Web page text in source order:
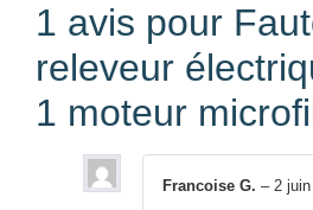
1 avis pour
releveur
1 moteur
Francoise G. – 2